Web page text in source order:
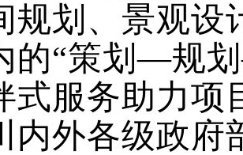
规划、 景观设
的“策划—规
式服务助力项
内外各级政府